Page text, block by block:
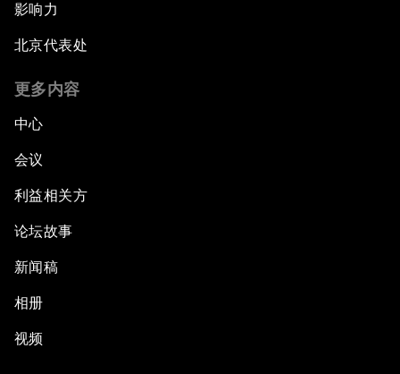
影响力
北京代表处
更多内容
中心
会议
利益相关方
论坛故事
新闻稿
相册
视频